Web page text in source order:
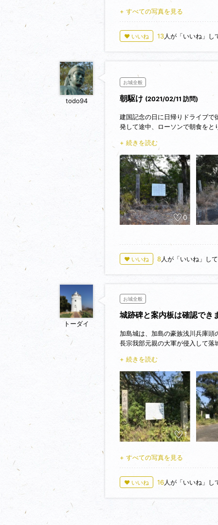
+ すべての写真を見る
♥ いいね 13人が「いいね」し
todo94
お城全般
朝駆け (2021/02/11 訪問)
建国記念の日に日帰りドライブ
発して途中、ローソンで朝食を
+ 続きを読む
0
♥ いいね 8人が「いいね」し
トーダイ
お城全般
城跡碑と案内板は確認でき
加島城は、加島の豪族浅川兵庫
長宗我部元親の大軍が侵入して
登城入口＜
避難場所）に城跡碑と案内板は
+ 続きを読む
1
+ すべての写真を見る
♥ いいね 16人が「いいね」し